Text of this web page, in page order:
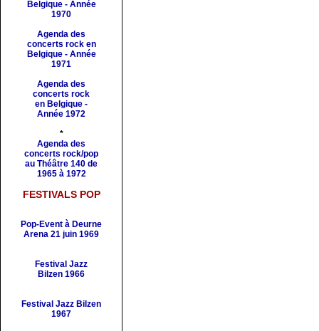
Belgique - Année
1970
Agenda des
concerts rock en
Belgique - Année
1971
Agenda des
concerts rock
en Belgique -
Année 1972
*
Agenda des
concerts rock/pop
au Théâtre 140 de
1965 à 1972
FESTIVALS POP
Pop-Event à Deurne
Arena 21 juin 1969
Festival Jazz
Bilzen 1966
Festival Jazz Bilzen
1967